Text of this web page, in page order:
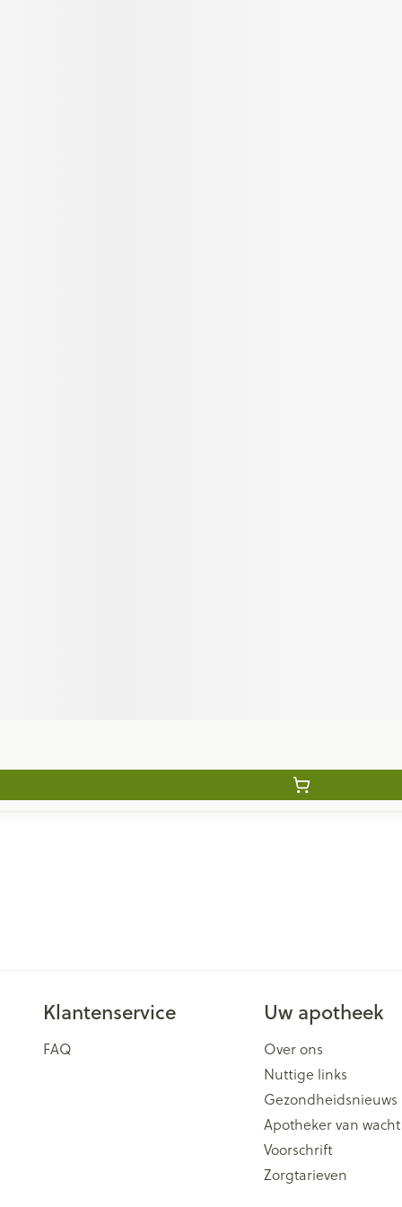
Klantenservice
FAQ
Uw apotheek
Over ons
Nuttige links
Gezondheidsnieuws
Apotheker van wacht
Voorschrift
Zorgtarieven